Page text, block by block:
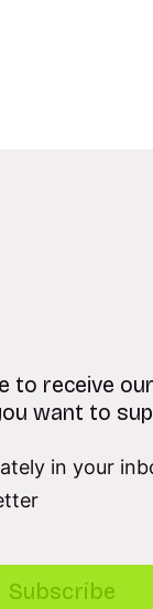
to receive
want to
in your
Subscribe